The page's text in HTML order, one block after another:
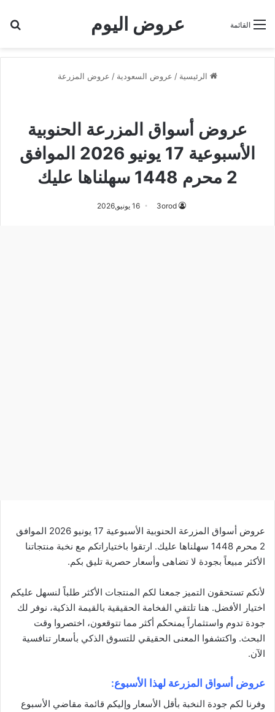
عروض اليوم القائمة
الرئيسية / عروض السعودية / عروض المزرعة
عروض أسواق المزرعة الحنوبية
الأسبوعية 17 يونيو 2026 الموافق
2 محرم 1448 سهلناها عليك
3orod 16 يونيو,2026
عروض أسواق المزرعة الحنوبية الأسبوعية 17 يونيو 2026 الموافق
2 محرم 1448 سهلناها عليك. ارتقوا باختياراتكم مع نخبة منتجاتنا
الأكثر مبيعاً بجودة لا تضاهى وأسعار حصرية تليق بكم.
لأنكم تستحقون التميز جمعنا لكم المنتجات الأكثر طلباً لنسهل عليكم
اختيار الأفضل. هنا تلتقي الفخامة الحقيقية بالقيمة الذكية، نوفر لك
جودة تدوم واستثماراً يمنحكم أكثر مما تتوقعون، اختصروا وقت
البحث. واكتشفوا المعنى الحقيقي للتسوق الذكي بأسعار تنافسية
الآن.
عروض أسواق المزرعة لهذا الأسبوع:
وفرنا لكم جودة النخبة بأقل الأسعار وإليكم قائمة مقاضي الأسبوع